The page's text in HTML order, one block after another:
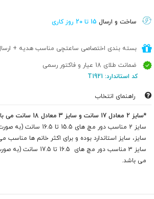
ساخت و ارسال 15 تا 20 روز کاری
بسته بندی اختصاصی ساعتچی مناسب هدیه + ارسال
ضمانت طلای 18 عیار و فاکتور رسمی
کد استاندارد: T1921
راهنمای انتخاب
*سایز 2 معادل 17 سانت و سایز 3 معادل 18 سانت می باشد.*
سایز 2 مناسب دور مچ های
سایز، سایز استاندارد بوده و برای اکثر خانم ها مناسب
سایز 3 مناسب دور مچ های
می باشد.